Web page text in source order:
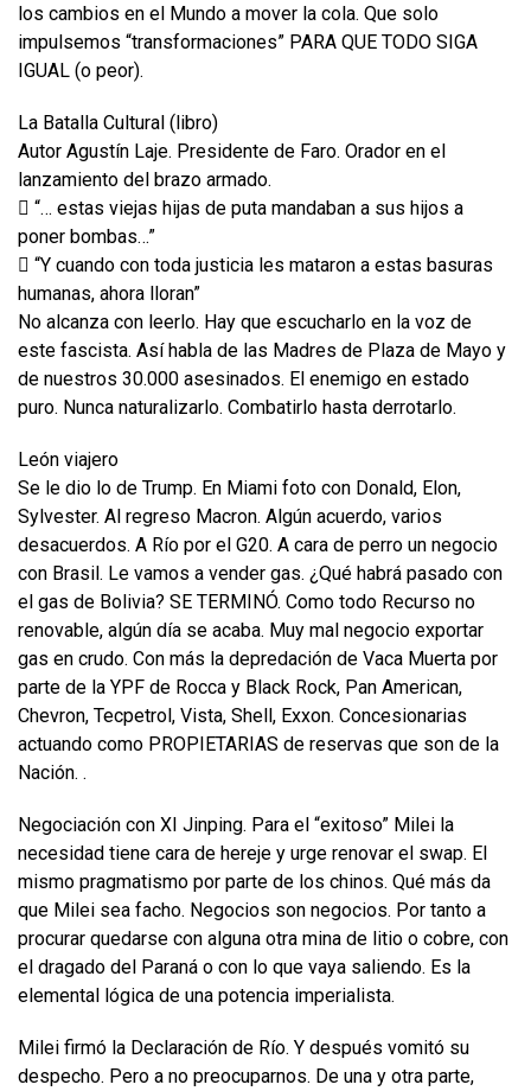
los cambios en el Mundo a mover la cola. Que solo
impulsemos “transformaciones” PARA QUE TODO SIGA
IGUAL (o peor).
La Batalla Cultural (libro)
Autor Agustín Laje. Presidente de Faro. Orador en el
lanzamiento del brazo armado.
 “… estas viejas hijas de puta mandaban a sus hijos a
poner bombas…”
 “Y cuando con toda justicia les mataron a estas basuras
humanas, ahora lloran”
No alcanza con leerlo. Hay que escucharlo en la voz de
este fascista. Así habla de las Madres de Plaza de Mayo y
de nuestros 30.000 asesinados. El enemigo en estado
puro. Nunca naturalizarlo. Combatirlo hasta derrotarlo.
León viajero
Se le dio lo de Trump. En Miami foto con Donald, Elon,
Sylvester. Al regreso Macron. Algún acuerdo, varios
desacuerdos. A Río por el G20. A cara de perro un negocio
con Brasil. Le vamos a vender gas. ¿Qué habrá pasado con
el gas de Bolivia? SE TERMINÓ. Como todo Recurso no
renovable, algún día se acaba. Muy mal negocio exportar
gas en crudo. Con más la depredación de Vaca Muerta por
parte de la YPF de Rocca y Black Rock, Pan American,
Chevron, Tecpetrol, Vista, Shell, Exxon. Concesionarias
actuando como PROPIETARIAS de reservas que son de la
Nación. .
Negociación con XI Jinping. Para el “exitoso” Milei la
necesidad tiene cara de hereje y urge renovar el swap. El
mismo pragmatismo por parte de los chinos. Qué más da
que Milei sea facho. Negocios son negocios. Por tanto a
procurar quedarse con alguna otra mina de litio o cobre, con
el dragado del Paraná o con lo que vaya saliendo. Es la
elemental lógica de una potencia imperialista.
Milei firmó la Declaración de Río. Y después vomitó su
despecho. Pero a no preocuparnos. De una y otra parte,